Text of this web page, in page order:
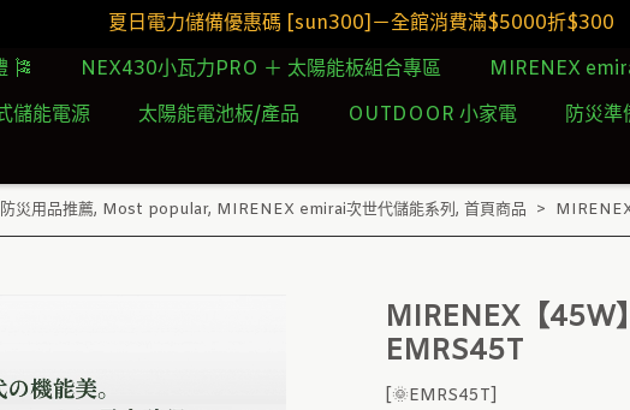
夏日電力儲備優惠碼 [sun300]－全館消費滿$5000折$300
🎏
NEX430小瓦力PRO ＋ 太陽能板組合專區
MIRENEX
儲能電源 太陽能電池板/產品 OUTDOOR 小家電
防災
防災用品推薦, Most popular, MIRENEX emirai次世代儲能系列 , 首頁商品
MIRENEX【45W
EMRS45T
[🌞EMRS45T]